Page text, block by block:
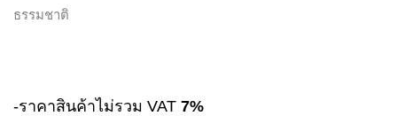
ธรรมชาติ
-ราคาสินค้าไม่รวม VAT 7%